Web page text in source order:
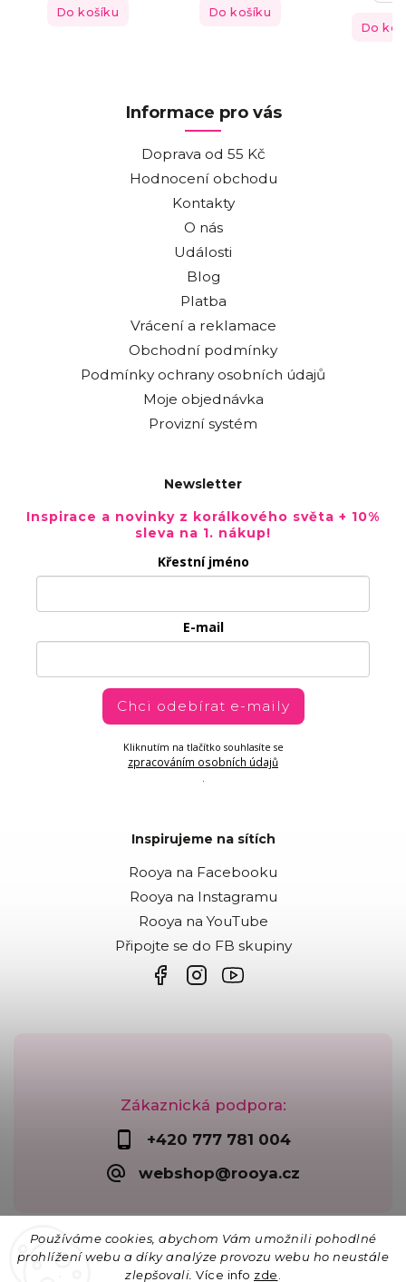
Používáme cookies, abychom Vám umožnili pohodlné
prohlížení webu a díky analýze provozu webu ho neustále
zlepšovali. Více info zde
Do košíku Do košíku
Do
Zákaznická podpora:
+420 777 781 004
webshop@rooya.cz
Informace pro vás
Doprava od 55 Kč
Hodnocení obchodu
Kontakty
O nás
Události
Blog
Platba
Vrácení a reklamace
Obchodní podmínky
Podmínky ochrany osobních údajů
Moje objednávka
Provizní systém
Newsletter
Inspirace a novinky z korálkového světa + 10%
sleva na 1. nákup!
Křestní jméno
E-mail
Chci odebírat e-maily
Kliknutím na tlačítko souhlasíte se
zpracováním osobních údajů
.
Inspirujeme na sítích
Rooya na Facebooku
Rooya na Instagramu
Rooya na YouTube
Připojte se do FB skupiny